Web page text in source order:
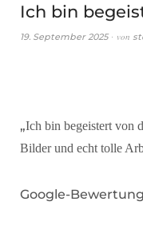
Ich bin
19. September 2025 von
„Ich bin begeistert von
Bilder und echt tolle
Google-